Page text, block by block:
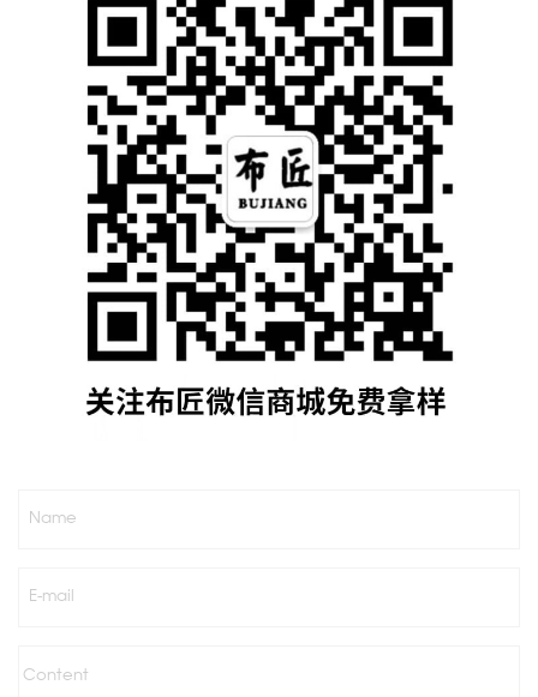
Name
E-mail
Content